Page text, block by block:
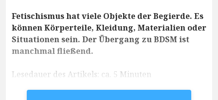
Fetischismus hat viele Objekte der Begierde. Es
können Körperteile, Kleidung, Materialien oder
Situationen sein. Der Übergang zu BDSM ist
manchmal fließend.
Lesedauer des Artikels: ca. 5 Minuten